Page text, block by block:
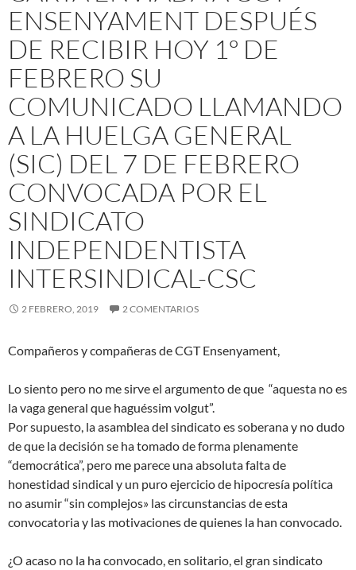
ENSENYAMENT DESPUÉS
DE RECIBIR HOY 1º DE
FEBRERO SU
COMUNICADO LLAMANDO
A LA HUELGA GENERAL
(SIC) DEL 7 DE FEBRERO
CONVOCADA POR EL
SINDICATO
INDEPENDENTISTA
INTERSINDICAL-CSC
2 FEBRERO, 2019 2 COMENTARIOS
Compañeros y compañeras de CGT Ensenyament,
Lo siento pero no me sirve el argumento de que “aquesta no es
la vaga general que haguéssim volgut”.
Por supuesto, la asamblea del sindicato es soberana y no dudo
de que la decisión se ha tomado de forma plenamente
“democrática”, pero me parece una absoluta falta de
honestidad sindical y un puro ejercicio de hipocresía política
no asumir “sin complejos» las circunstancias de esta
convocatoria y las motivaciones de quienes la han convocado.
¿O acaso no la ha convocado, en solitario, el gran sindicato